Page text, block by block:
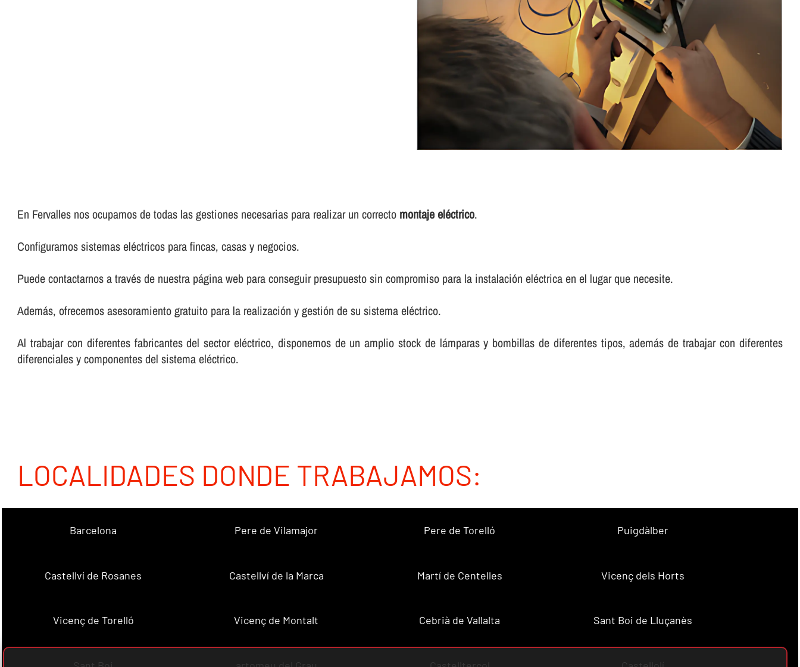
En Fervalles nos ocupamos de todas las gestiones necesarias para realizar un correcto montaje eléctrico.
Configuramos sistemas eléctricos para fincas, casas y negocios.
Puede contactarnos a través de nuestra página web para conseguir presupuesto sin compromiso para la instalación eléctrica en el lugar que necesite.
Además, ofrecemos asesoramiento gratuito para la realización y gestión de su sistema eléctrico.
Al trabajar con diferentes fabricantes del sector eléctrico, disponemos de un amplio stock de lámparas y bombillas de diferentes tipos, además de trabajar con diferentes
diferenciales y componentes del sistema eléctrico.
LOCALIDADES DONDE TRABAJAMOS:
Barcelona Pere de Vilamajor Pere de Torelló Puigdàlber
Castellví de Rosanes Castellví de la Marca Martí de Centelles Vicenç dels Horts
Vicenç de Torelló Vicenç de Montalt Cebrià de Vallalta Sant Boi de Lluçanès